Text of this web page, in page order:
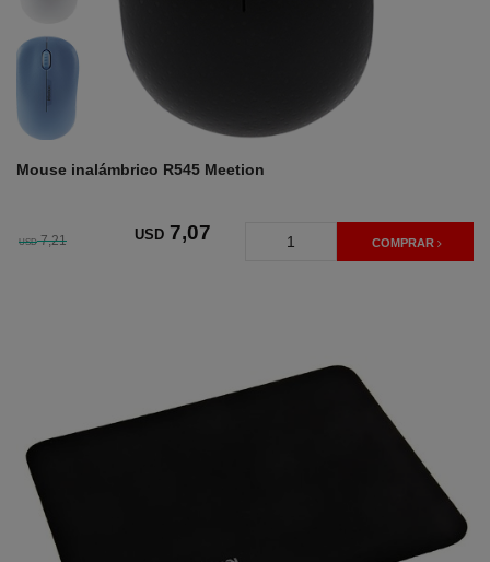
Mouse inalámbrico R545 Meetion
USD 7,21 USD 7,07 COMPRAR